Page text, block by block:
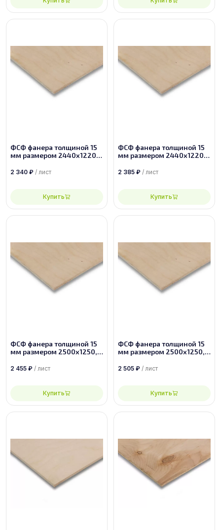
ФСФ фанера толщиной 15
мм размером 2440х1220,
2 340 ₽ / лист
Купить
ФСФ фанера толщиной 15
мм размером 2440х1220,
2 385 ₽ / лист
Купить
ФСФ фанера толщиной 15
мм размером 2500х1250,
2 455 ₽ / лист
Купить
ФСФ фанера толщиной 15
мм размером 2500х1250,
2 505 ₽ / лист
Купить